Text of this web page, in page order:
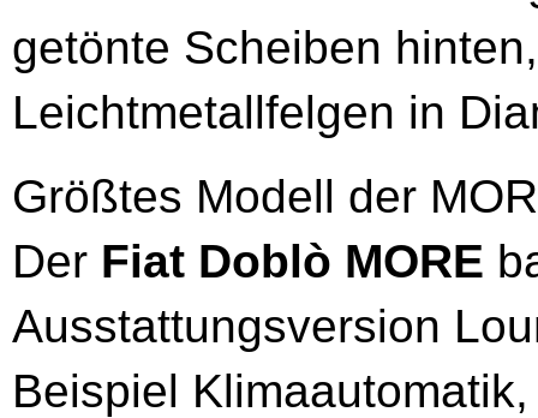
getönte Scheiben
Leichtmetallfelgen in
Größtes Modell der
Der Fiat Doblò MORE
Ausstattungsversion
Beispiel